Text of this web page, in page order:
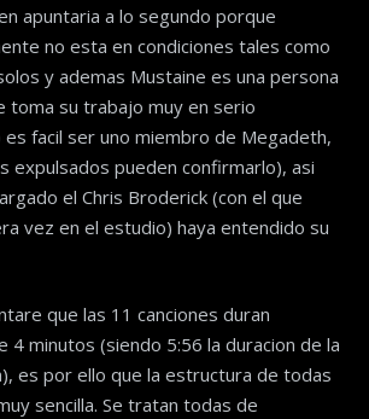
apuntaria a lo segundo porque
no esta en condiciones tales como
y ademas Mustaine es una persona
toma su trabajo muy en serio
facil ser uno miembro de Megadeth,
expulsados pueden confirmarlo), asi
el Chris Broderick (con el que
vez en el estudio) haya entendido su
que las 11 canciones duran
4 minutos (siendo 5:56 la duracion de la
es por ello que la estructura de todas
sencilla. Se tratan todas de